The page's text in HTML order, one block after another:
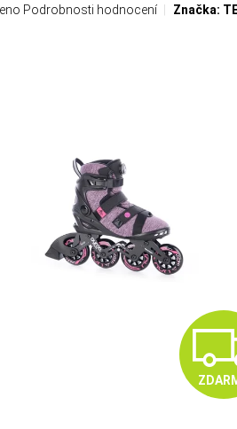
produktu je 0,0 z 5 hvězdiček.
Podrobnosti hodnocení Značka: